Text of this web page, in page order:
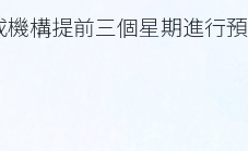
構提前三個星期進行預